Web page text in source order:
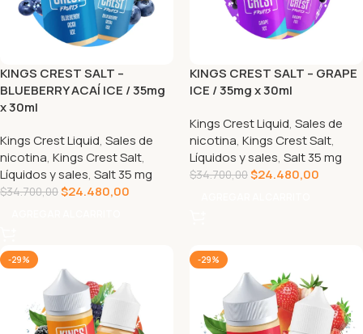
KINGS CREST SALT –
BLUEBERRY ACAÍ ICE / 35mg
x 30ml
Kings Crest Liquid, Sales de
nicotina, Kings Crest Salt,
Líquidos y sales, Salt 35 mg
$34.700,00$24.480,00
KINGS CREST SALT – GRAPE
ICE / 35mg x 30ml
Kings Crest Liquid, Sales de
nicotina, Kings Crest Salt,
Líquidos y sales, Salt 35 mg
$34.700,00$24.480,00
-29% -29%